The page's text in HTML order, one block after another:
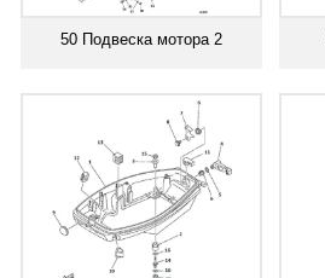
50 Подвеска мотора 2